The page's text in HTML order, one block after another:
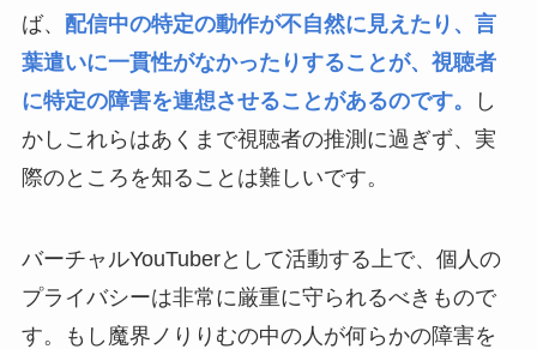
ば、 配信中の特定の動作が不自然に見えたり、言
葉遣いに一貫性がなかったりすることが、視聴者
に特定の障害を連想させることがあるのです。
し
かしこれらはあくまで視聴者の推測に過ぎず、実
際のところを知ることは難しいです。
バーチャルYouTuberとして活動する上で、個人の
プライバシーは非常に厳重に守られるべきもので
す。もし魔界ノりりむの中の人が何らかの障害を